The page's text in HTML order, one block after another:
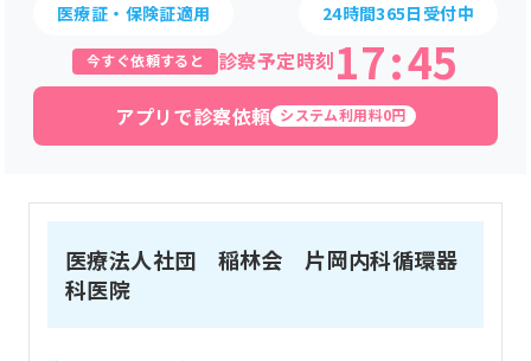
医療証・保険証適用 24時間365日受付中
今すぐ依頼すると 診察予定時刻17:45
アプリで診察依頼 システム利用料0円
医療法人社団 稲林会 片岡内科循環器
科医院